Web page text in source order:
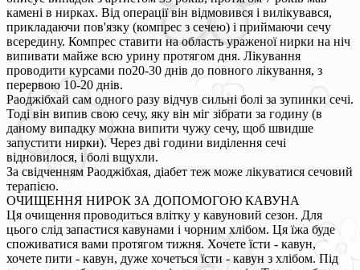
камені в нирках. Від операції він відмовився і вилікувався,
прикладаючи пов'язку (компрес з сечею) і приймаючи сечу
всередину. Компрес ставити на область ураженої нирки на ніч
випивати майже всю урину протягом дня. Лікування
проводити курсами по20-30 днів до повного лікування, з
перервою 10-20 днів.
Раоджібхай сам одного разу відчув сильні болі за зупинки сечі.
Тоді він випив свою сечу, яку він міг зібрати за годину (в
даному випадку можна випити чужу сечу, щоб швидше
запустити нирки). Через дві години виділення сечі
відновилося, і болі вщухли.
За свідченням Раоджібхая, діабет теж може лікуватися сечовий
терапією.
ОЧИЩЕННЯ НИРОК ЗА ДОПОМОГОЮ КАВУНА
Ця очищення проводиться влітку у кавуновий сезон. Для
цього слід запастися кавунами і чорним хлібом. Ця їжа буде
споживатися вами протягом тижня. Хочете їсти - кавун,
хочете пити - кавун, дуже хочеться їсти - кавун з хлібом. Під